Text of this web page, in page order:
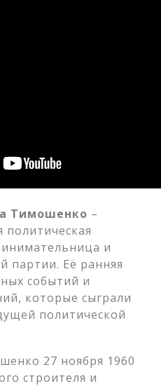
Тимошенко –
политическая
и
партии. Её ранняя
событий и
которые сыграли
политической
27 ноября 1960
строителя и